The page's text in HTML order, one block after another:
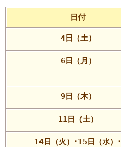
日付
4日（土）
6日（月）
9日（木）
11日（土）
14日（火）･15日（水）･